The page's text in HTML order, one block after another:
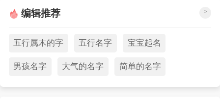
编辑推荐 >
五行属木的字 五行名字 宝宝起名
男孩名字 大气的名字 简单的名字